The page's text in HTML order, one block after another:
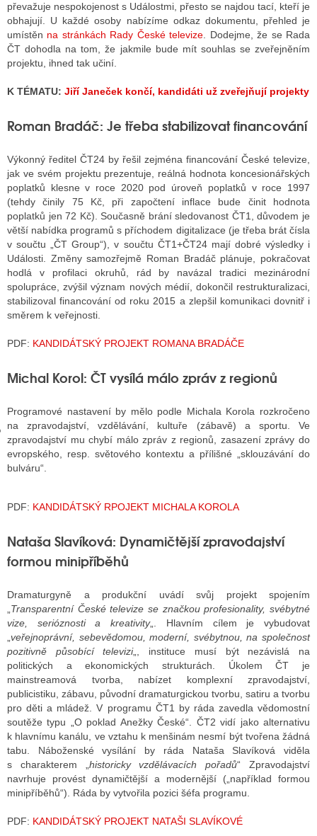
INTERNET
RÁDIA
STRÁNKY RÁDIÍ
STRÁNKY TV
TISK
STÁT BLOGEREM
BLOGERA
DISKUTÉRA NA RADIOTV
STARŠÍCH DISKUZÍ
převažuje nespokojenost s Událostmi, přesto se najdou tací, kteří je
obhajují. U každé osoby nabízíme odkaz dokumentu, přehled je
umístěn na stránkách Rady České televize . Dodejme, že se Rada
ČT dohodla na tom, že jakmile bude mít souhlas se zveřejněním
projektu, ihned tak učiní.
K TÉMATU: Jiří Janeček končí, kandidáti už zveřejňují projekty
Roman Bradáč: Je třeba stabilizovat financování
Výkonný ředitel ČT24 by řešil zejména financování České televize,
jak ve svém projektu prezentuje, reálná hodnota koncesionářských
poplatků klesne v roce 2020 pod úroveň poplatků v roce 1997
(tehdy činily 75 Kč, při započtení inflace bude činit hodnota
poplatků jen 72 Kč). Současně brání sledovanost ČT1, důvodem je
větší nabídka programů s příchodem digitalizace (je třeba brát čísla
v součtu „ČT Group“), v součtu ČT1+ČT24 mají dobré výsledky i
Události. Změny samozřejmě Roman Bradáč plánuje, pokračovat
hodlá v profilaci okruhů, rád by navázal tradici mezinárodní
spolupráce, zvýšil význam nových médií, dokončil restrukturalizaci,
stabilizoval financování od roku 2015 a zlepšil komunikaci dovnitř i
směrem k veřejnosti.
PDF: KANDIDÁTSKÝ PROJEKT ROMANA BRADÁČE
Michal Korol: ČT vysílá málo zpráv z regionů
Programové nastavení by mělo podle Michala Korola rozkročeno
na zpravodajství, vzdělávání, kultuře (zábavě) a sportu. Ve
zpravodajství mu chybí málo zpráv z regionů, zasazení zprávy do
evropského, resp. světového kontextu a přílišné „sklouzávání do
bulváru“.
PDF: KANDIDÁTSKÝ RPOJEKT MICHALA KOROLA
Nataša Slavíková: Dynamičtější zpravodajství
formou minipříběhů
Dramaturgyně a produkční uvádí svůj projekt spojením
Transparentní České televize se značkou profesionality, svébytné
vize, serióznosti a kreativity„. Hlavním cílem je vybudovat
veřejnoprávní, sebevědomou, moderní, svébytnou, na společnost
pozitivně působící televizi„, instituce musí být nezávislá na
politických a ekonomických strukturách. Úkolem ČT je
mainstreamová tvorba, nabízet komplexní zpravodajství,
publicistiku, zábavu, původní dramaturgickou tvorbu, satiru a tvorbu
pro děti a mládež. V programu ČT1 by ráda zavedla vědomostní
soutěže typu „O poklad Anežky České“. ČT2 vidí jako alternativu
k hlavnímu kanálu, ve vztahu k menšinám nesmí být tvořena žádná
tabu. Náboženské vysílání by ráda Nataša Slavíková viděla
s charakterem „ historicky vzdělávacích pořadů“ Zpravodajství
navrhuje provést dynamičtější a modernější („například formou
minipříběhů“). Ráda by vytvořila pozici šéfa programu.
PDF: KANDIDÁTSKÝ PROJEKT NATAŠI SLAVÍKOVÉ